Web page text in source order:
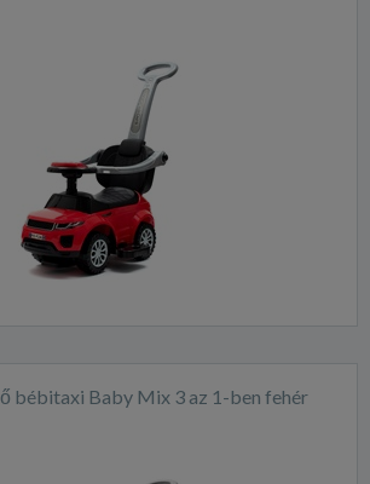
bébitaxi Baby Mix 3 az 1-ben fehér